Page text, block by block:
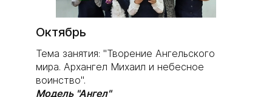
Октябрь
Тема занятия: "Творение Ангельского
мира. Архангел Михаил и небесное
воинство".
Модель "Ангел"